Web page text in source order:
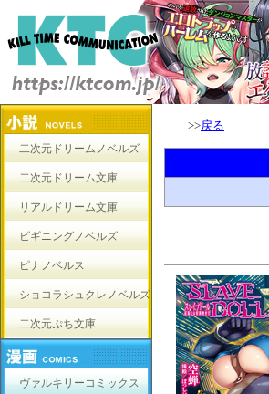
二次元ドリームノベルズ
二次元ドリーム文庫
リアルドリーム文庫
ビギニングノベルズ
ピナノベルス
ショコラシュクレノベルズ
二次元ぷち文庫
ヴァルキリーコミックス
>>戻る